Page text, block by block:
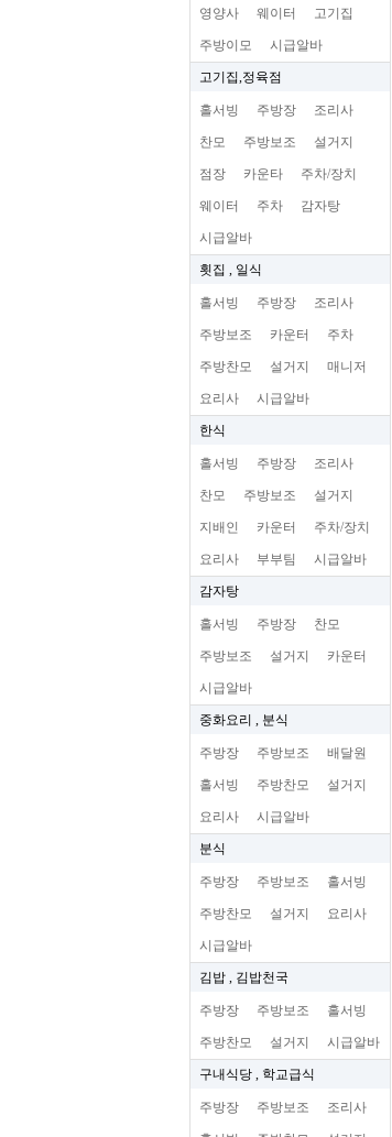
영양사 웨이터 고기집
주방이모 시급알바
고기집,정육점
홀서빙 주방장 조리사
찬모 주방보조 설거지
점장 카운타 주차/장치
웨이터 주차 감자탕
시급알바
횟집 , 일식
홀서빙 주방장 조리사
주방보조 카운터 주차
주방찬모 설거지 매니저
요리사 시급알바
한식
홀서빙 주방장 조리사
찬모 주방보조 설거지
지배인 카운터 주차/장치
요리사 부부팀 시급알바
감자탕
홀서빙 주방장 찬모
주방보조 설거지 카운터
시급알바
중화요리 , 분식
주방장 주방보조 배달원
홀서빙 주방찬모 설거지
요리사 시급알바
분식
주방장 주방보조 홀서빙
주방찬모 설거지 요리사
시급알바
김밥 , 김밥천국
주방장 주방보조 홀서빙
주방찬모 설거지 시급알바
구내식당 , 학교급식
주방장 주방보조 조리사